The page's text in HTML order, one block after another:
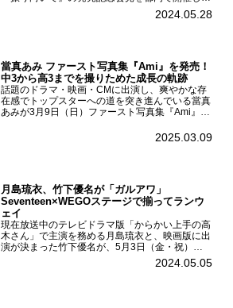
た。日向坂46 松田好花1st写真集『振り向いて』
発売記念会見写真集では日向坂46の松田好花を
2024.05.28
當真あみ ファースト写真集『Ami』を発売！
中3から高3までを撮りためた成長の軌跡
話題のドラマ・映画・CMに出演し、爽やかな存
在感でトップスターへの道を突き進んでいる當真
あみが3月9日（日）ファースト写真集『Ami』
BOOKS SHIBUYAで開催した。當真あみファース
2025.03.09
月島琉衣、竹下優名が「ガルアワ」
Seventeen×WEGOステージで揃ってランウ
ェイ
現在放送中のテレビドラマ版「からかい上手の高
木さん」で主演を務める月島琉衣と、映画版に出
演が決まった竹下優名が、5月3日（金・祝）東
京・国立代々木競技場第一体育館で開催されたフ
ァッション&音楽イベント『Rakuten GirlsAward
2024.05.05